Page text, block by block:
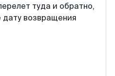
туда и обратно,
дату возвращения